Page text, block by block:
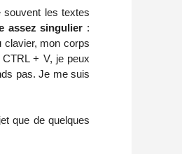
souvent les textes
assez singulier :
clavier, mon corps
+ V, je peux
pas. Je me suis
que de quelques